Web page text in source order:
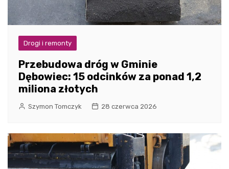
Drogi i remonty
Przebudowa dróg w Gminie
Dębowiec: 15 odcinków za ponad 1,2
miliona złotych
Szymon Tomczyk 28 czerwca 2026